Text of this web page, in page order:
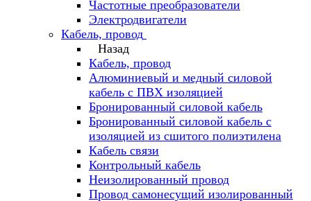
Частотные преобразователи
Электродвигатели
Кабель, провод
Назад
Кабель, провод
Алюминиевый и медный силовой
кабель с ПВХ изоляцией
Бронированный силовой кабель
Бронированный силовой кабель с
изоляцией из сшитого полиэтилена
Кабель связи
Контрольный кабель
Неизолированный провод
Провод самонесущий изолированный